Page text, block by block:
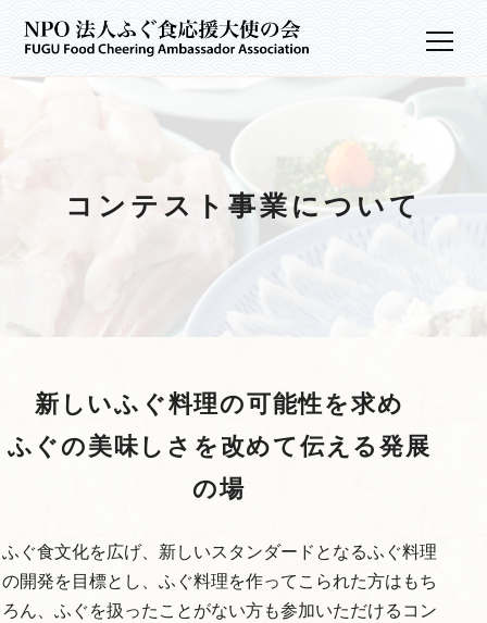
ー
コラム
コンテスト事業
コンテスト事業について
新しいふぐ料理の可能性を求め
ふぐの美味しさを改めて伝える発展
の場
ふぐ食文化を広げ、新しいスタンダードとなるふぐ料理
の開発を目標とし、ふぐ料理を作ってこられた方はもち
ろん、ふぐを扱ったことがない方も参加いただけるコン